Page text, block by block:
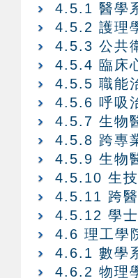
4.5.1 醫學
4.5.2 護理
4.5.3 公共
4.5.4 臨床
4.5.5 職能
4.5.6 呼吸
4.5.7 生物
4.5.8 跨專
4.5.9 生物
4.5.10 生
4.5.11 跨
4.5.12 學
4.6 理工學
4.6.1 數學
4.6.2 物理